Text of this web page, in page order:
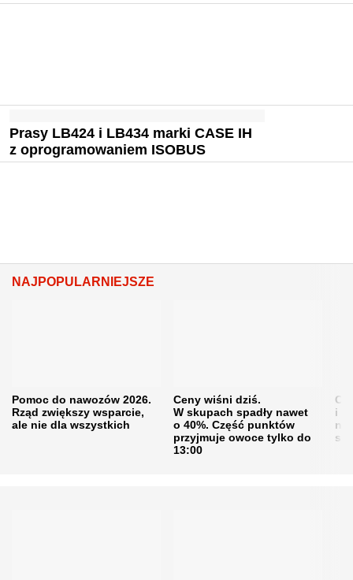
Prasy LB424 i LB434 marki CASE IH
z oprogramowaniem ISOBUS
NAJPOPULARNIEJSZE
Pomoc do nawozów 2026.
Rząd zwiększy wsparcie,
ale nie dla wszystkich
Ceny wiśni dziś.
W skupach spadły nawet
o 40%. Część punktów
przyjmuje owoce tylko do
13:00
i